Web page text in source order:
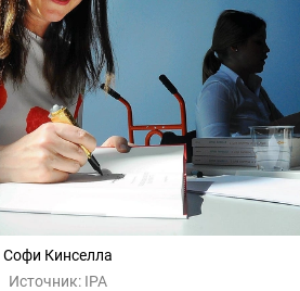
Софи Кинселла
Источник: IPA